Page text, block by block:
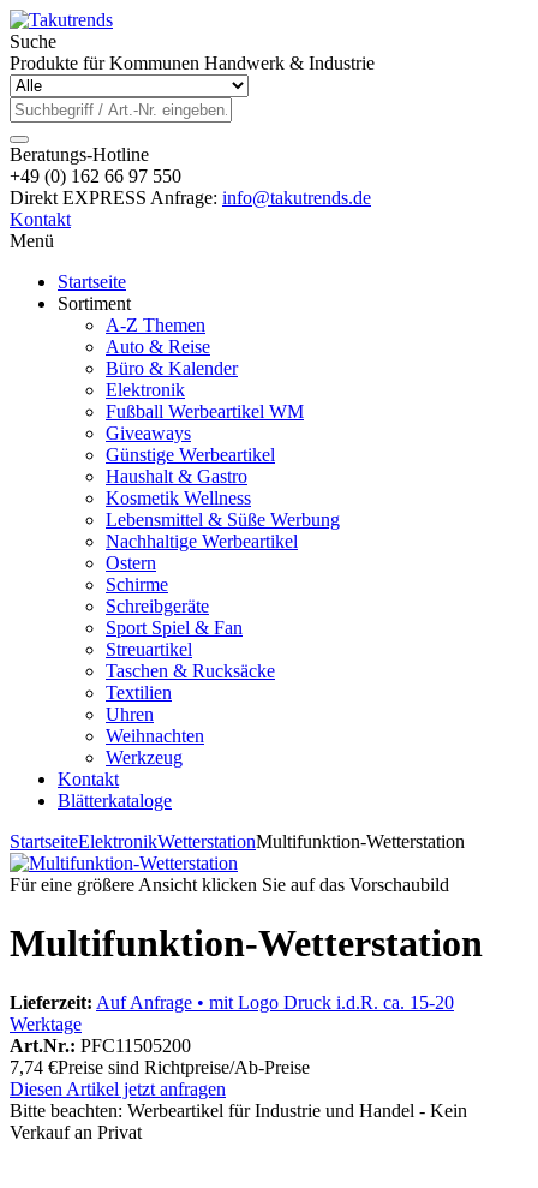
Suche
Produkte für Kommunen Handwerk & Industrie
Beratungs-Hotline
+49 (0) 162 66 97 550
Direkt EXPRESS Anfrage: info@takutrends.de
Kontakt
Menü
Startseite
Sortiment
A-Z Themen
Auto & Reise
Büro & Kalender
Elektronik
Fußball Werbeartikel WM
Giveaways
Günstige Werbeartikel
Haushalt & Gastro
Kosmetik Wellness
Lebensmittel & Süße Werbung
Nachhaltige Werbeartikel
Ostern
Schirme
Schreibgeräte
Sport Spiel & Fan
Streuartikel
Taschen & Rucksäcke
Textilien
Uhren
Weihnachten
Werkzeug
Kontakt
Blätterkataloge
StartseiteElektronikWetterstationMultifunktion-Wetterstation
Für eine größere Ansicht klicken Sie auf das Vorschaubild
Multifunktion-Wetterstation
Lieferzeit: Auf Anfrage • mit Logo Druck i.d.R. ca. 15-20
Werktage
Art.Nr.: PFC11505200
7,74 €Preise sind Richtpreise/Ab-Preise
Diesen Artikel jetzt anfragen
Bitte beachten: Werbeartikel für Industrie und Handel - Kein
Verkauf an Privat